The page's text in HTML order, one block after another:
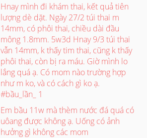
Hnay mình đi khám thai, kết quả tiên
lượng dè dặt. Ngày 27/2 túi thai m
14mm, có phôi thai, chiều dài đầu
mông 1.8mm. 5w3d Hnay 9/3 túi thai
vẫn 14mm, k thấy tim thai, cũng k thấy
phôi thai, còn bị ra máu. Giờ mình lo
lắng quá ạ. Có mom nào trường hợp
như m ko, và có cách gì ko ạ.
#bầu_lần_ 1
Em bầu 11w mà thèm nước đá quá có
uôang được không ạ. Uống có ảnh
hưởng gì không các mom